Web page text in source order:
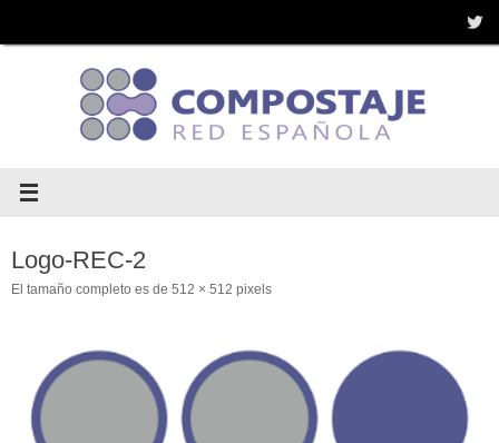
Logo-REC-2
El tamaño completo es de 512 × 512 pixels